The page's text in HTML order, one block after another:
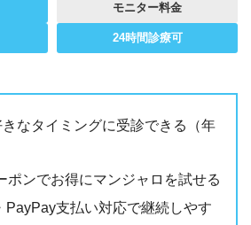
モニター料金
24時間診療可
なタイミングに受診できる（年
ポンでお得にマンジャロを試せる
PayPay支払い対応で継続しやす